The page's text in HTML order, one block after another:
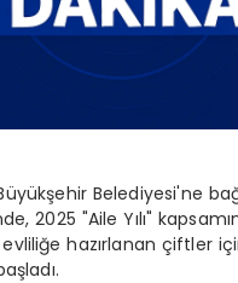
Belediyesi'ne
2025 "Aile Yılı"
hazırlanan çiftler